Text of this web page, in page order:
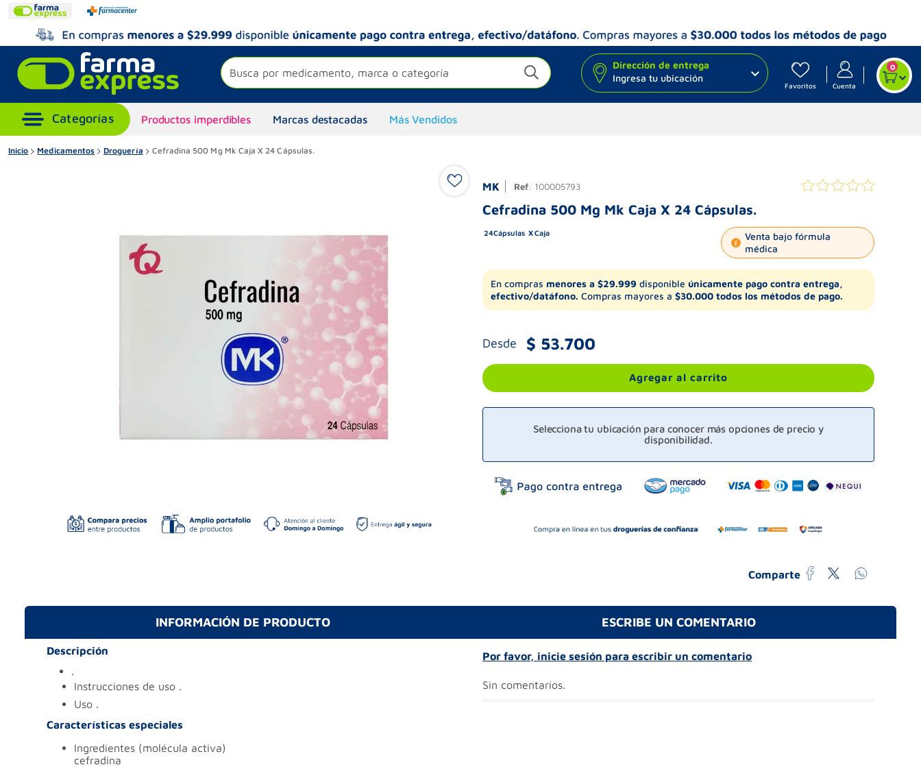
Busca por medicamento, marca o categoría
Dirección de entrega
Ingresa tu ubicación
Favoritos Cuenta
0
Productos imperdibles Marcas destacadas Más Vendidos
Inicio Medicamentos Droguería Cefradina 500 Mg Mk Caja X 24 Cápsulas.
MK Ref: 100005793
Cefradina 500 Mg Mk Caja X 24 Cápsulas.
24Cápsulas Caja
Venta bajo fórmula
médica
En compras menores a $29.999 disponible únicamente pago contra entrega,
efectivo/datáfono. Compras mayores a $30.000 todos los métodos de pago.
Desde $ 53.700
Agregar al carrito
Selecciona tu ubicación para conocer más opciones de precio y
disponibilidad.
Comparte
INFORMACIÓN DE PRODUCTO
Descripción
.
instrucciones de uso .
uso .
Características especiales
ingredientes (molécula activa)
cefradina
ESCRIBE UN COMENTARIO
Por favor, inicie sesión para escribir un comentario
Sin comentarios.